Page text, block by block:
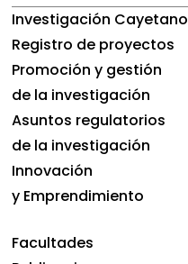
Investigación Cayetano
Registro de proyectos
Promoción y gestión
de la investigación
Asuntos regulatorios
de la investigación
Innovación
y Emprendimiento
Facultades